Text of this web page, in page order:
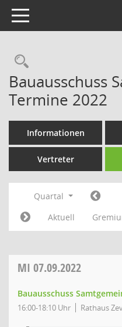
Toggle navigation
Bauausschuss
Termine 2022
Informationen
Vertreter
Quartal
Aktuell
MI 07.09.2022
Bauausschuss
16:00-18:10 Uhr Rathaus